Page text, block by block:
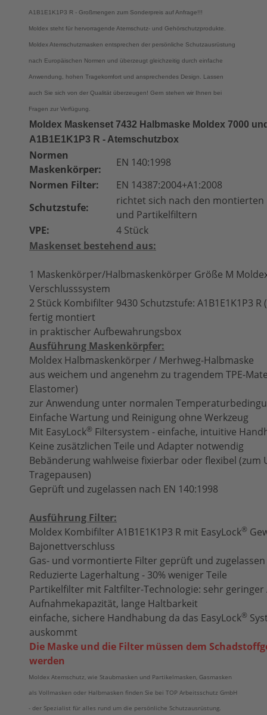
A1B1E1K1P3 R - Großmengen zum Sonderpreis auf Anfrage!!!
Moldex steht für hervorragende Atemschutz- und Gehörschutzprodukte.
Moldex Atemschutzmasken entsprechen der persönliche Schutzausrüstung
nach Europäischen Normen und überzeugt gleichzeitig durch einfache
Anwendung, hohen Tragekomfort und ansprechendes Design. Lassen
auch Sie sich von der Qualität überzeugen! Gern stehen wir Ihnen bei
Fragen zur Verfügung.
Moldex Maskenset 7432 Halbmaske Moldex 7000
A1B1E1K1P3 R - Atemschutzbox
Normen
Maskenkörper:
EN 140:1998
Normen Filter:
EN 14387:2004+A1:2008
Schutzstufe:
richtet sich nach den montierten
und Partikelfiltern
VPE:
4 Stück
Maskenset bestehend aus:
1 Maskenkörper/Halbmaskenkörper Größe M
Verschlusssystem
2 Stück Kombifilter 9430 Schutzstufe: A1B1E1K1P3
fertig montiert
in praktischer Aufbewahrungsbox
Ausführung Maskenkörpfer:
Moldex Halbmaskenkörper / Merhweg-Halbmaske
aus weichem und angenehm zu tragendem TPE-
Elastomer)
zur Anwendung unter normalen
Einfache Wartung und Reinigung ohne Werkzeug
Mit EasyLock® Filtersystem - einfache, intuitive
Keine zusätzlichen Teile und Adapter notwendig
Bebänderung wahlweise fixierbar oder flexibel (zum
Tragepausen)
Geprüft und zugelassen nach EN 140:1998
Ausführung Filter:
Moldex Kombifilter A1B1E1K1P3 R mit EasyLock®
Bajonettverschluss
Gas- und vormontierte Filter geprüft und zugelassen
Reduzierte Lagerhaltung - 30% weniger Teile
Partikelfilter mit Faltfilter-Technologie: sehr
Aufnahmekapazität, lange Haltbarkeit
einfache, sichere Handhabung da das EasyLock®
auskommt
Die Maske und die Filter müssen dem
werden
Moldex Atemschutz, wie Staubmasken und Partikelmasken, Gasmasken
als Vollmasken oder Halbmasken finden Sie bei TOP Arbeitsschutz GmbH
- der Spezialist für alles rund um die persönliche Schutzausrüstung.